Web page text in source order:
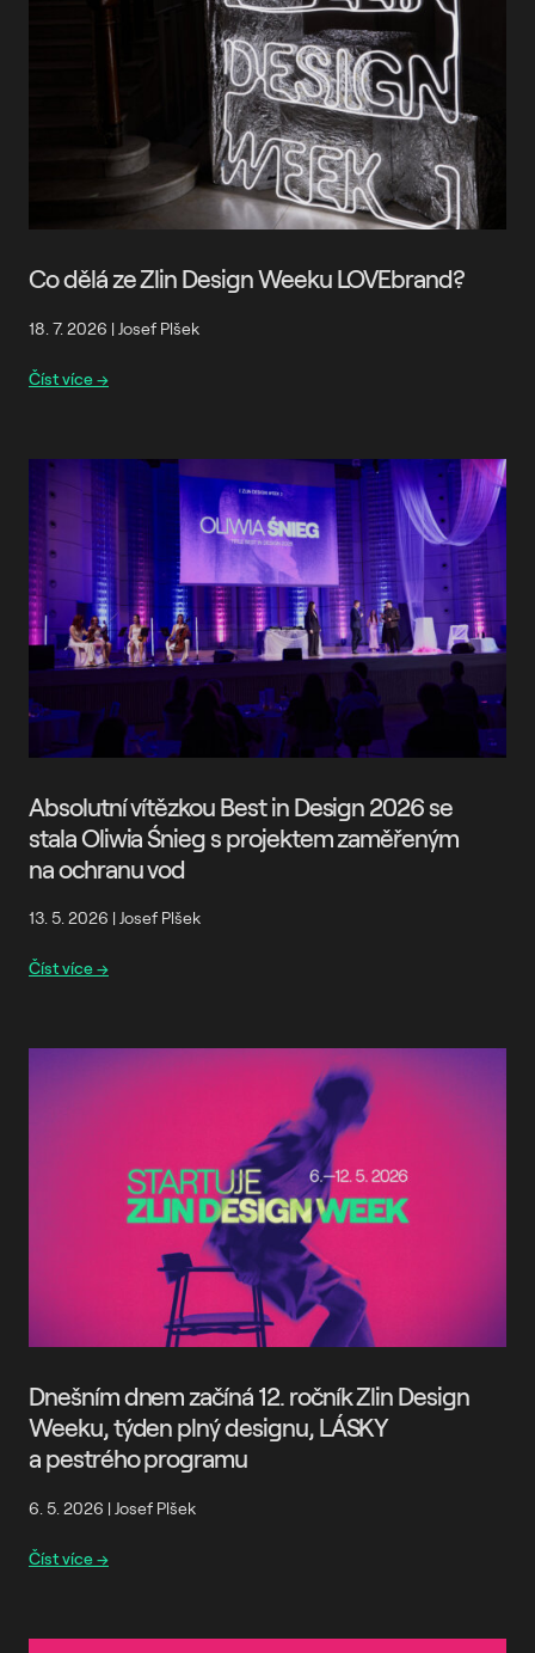
Co dělá ze Zlin Design Weeku LOVEbrand?
18. 7. 2026 | Josef Plšek
Číst více →
Absolutní vítězkou Best in Design 2026 se
stala Oliwia Śnieg s projektem zaměřeným
na ochranu vod
13. 5. 2026 | Josef Plšek
Číst více →
Dnešním dnem začíná 12. ročník Zlin Design
Weeku, týden plný designu, LÁSKY
a pestrého programu
6. 5. 2026 | Josef Plšek
Číst více →